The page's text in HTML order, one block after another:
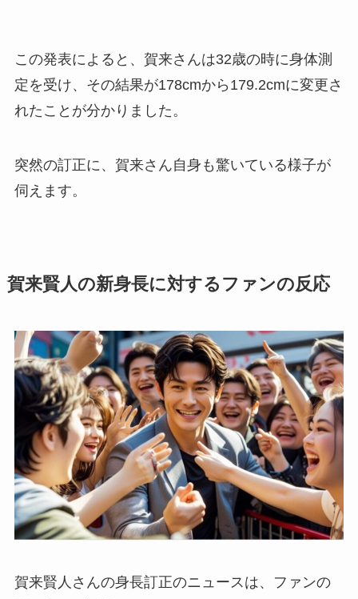
この発表によると、賀来さんは32歳の時に身体測
定を受け、その結果が178cmから179.2cmに変更さ
れたことが分かりました。
突然の訂正に、賀来さん自身も驚いている様子が
伺えます。
賀来賢人の新身長に対するファンの反応
賀来賢人さんの身長訂正のニュースは、ファンの